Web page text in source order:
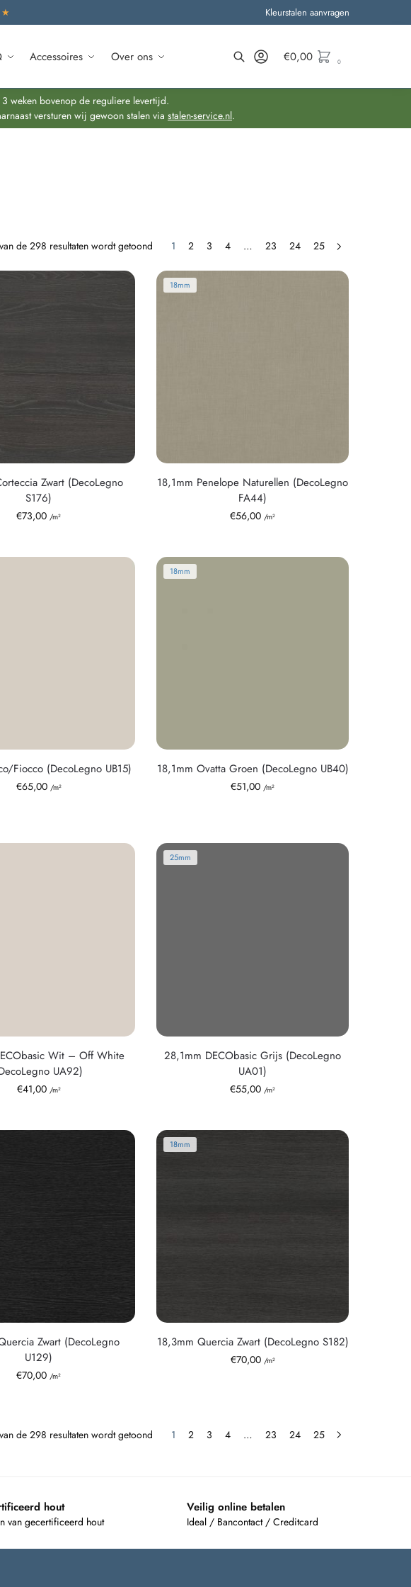
Kleurstalen aanvragen
Accessoires Over ons €0,00 0
weken bovenop de reguliere levertijd.
versturen wij gewoon stalen via stalen-service.nl.
de 298 resultaten wordt getoond 1 2 3 4 … 23 24 25
Zwart (DecoLegno
S176)
€73,00 /m²
18mm
18,1mm Penelope Naturellen (DecoLegno
FA44)
€56,00 /m²
Fiocco (DecoLegno UB15)
€65,00 /m²
18mm
18,1mm Ovatta Groen (DecoLegno UB40)
€51,00 /m²
Wit – Off White
UA92)
€41,00 /m²
25mm
28,1mm DECObasic Grijs (DecoLegno
UA01)
€55,00 /m²
Zwart (DecoLegno
U129)
€70,00 /m²
18mm
18,3mm Quercia Zwart (DecoLegno S182)
€70,00 /m²
de 298 resultaten wordt getoond 1 2 3 4 … 23 24 25
hout
van gecertificeerd hout
Veilig online betalen
Ideal / Bancontact / Creditcard